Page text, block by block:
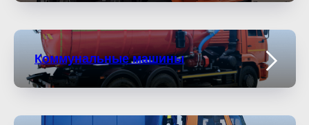
Коммунальные машины